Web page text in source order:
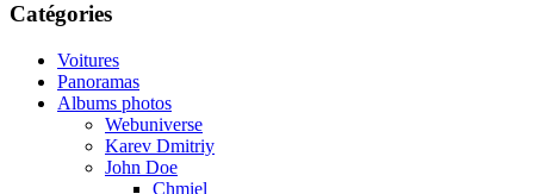
Catégories
Voitures
Panoramas
Albums photos
Webuniverse
Karev Dmitriy
John Doe
Chmiel